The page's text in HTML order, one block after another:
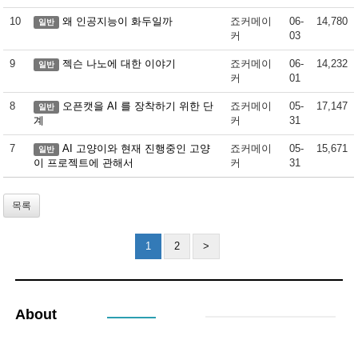
10 일반 왜 인공지능이 화두일까
죠커메이
커
06-
03
14,780
9 일반 젝슨 나노에 대한 이야기
죠커메이
커
06-
01
14,232
8 일반
오픈캣을 AI 를 장착하기 위한 단
계
죠커메이
커
05-
31
17,147
7 일반
AI 고양이와 현재 진행중인 고양
이 프로젝트에 관해서
죠커메이
커
05-
31
15,671
목록
1 2 >
About